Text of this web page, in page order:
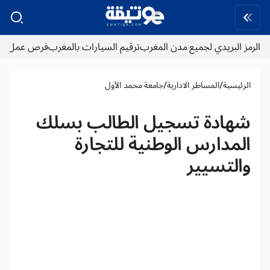
الرمز البريدي لجميع مدن المغربترقيم السيارات بالمغربفرص عمل
الرئيسية/المساطر الادارية/جامعة محمد الأول
شهادة تسجيل الطالب بسلك
المدارس الوطنية للتجارة
والتسيير